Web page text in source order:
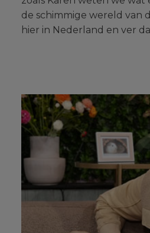
de schimmige wereld van
hier in Nederland en ver